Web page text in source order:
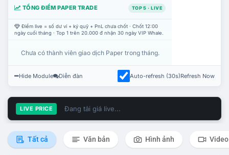
TỔNG ĐIỂM PAPER TRADE TOP 5 · LIVE
Điểm live = số dư ví + ký quỹ + PnL chưa chốt · Chốt 12:00
ngày cuối tháng · Top 1 trên 20.000 đ nhận 30 ngày VIP Whale.
Chưa có thành viên giao dịch Paper trong tháng.
Hide Module Diễn đàn Auto-refresh (30s)Refresh Now
LIVE PRICE Đang tải giá live...
Tất cả Văn bản Hình ảnh Video